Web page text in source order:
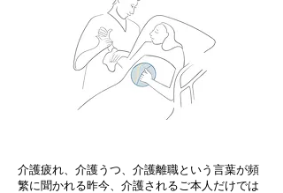
介護疲れ、介護うつ、介護離職という言葉が頻
繁に聞かれる昨今、介護されるご本人だけでは